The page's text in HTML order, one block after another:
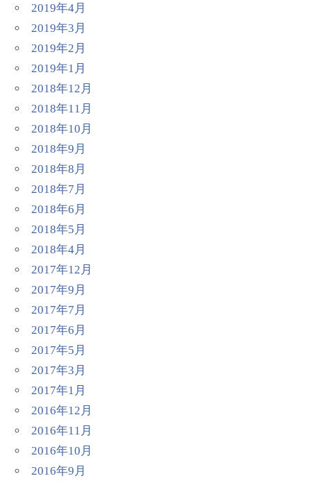
2019年4月
2019年3月
2019年2月
2019年1月
2018年12月
2018年11月
2018年10月
2018年9月
2018年8月
2018年7月
2018年6月
2018年5月
2018年4月
2017年12月
2017年9月
2017年7月
2017年6月
2017年5月
2017年3月
2017年1月
2016年12月
2016年11月
2016年10月
2016年9月